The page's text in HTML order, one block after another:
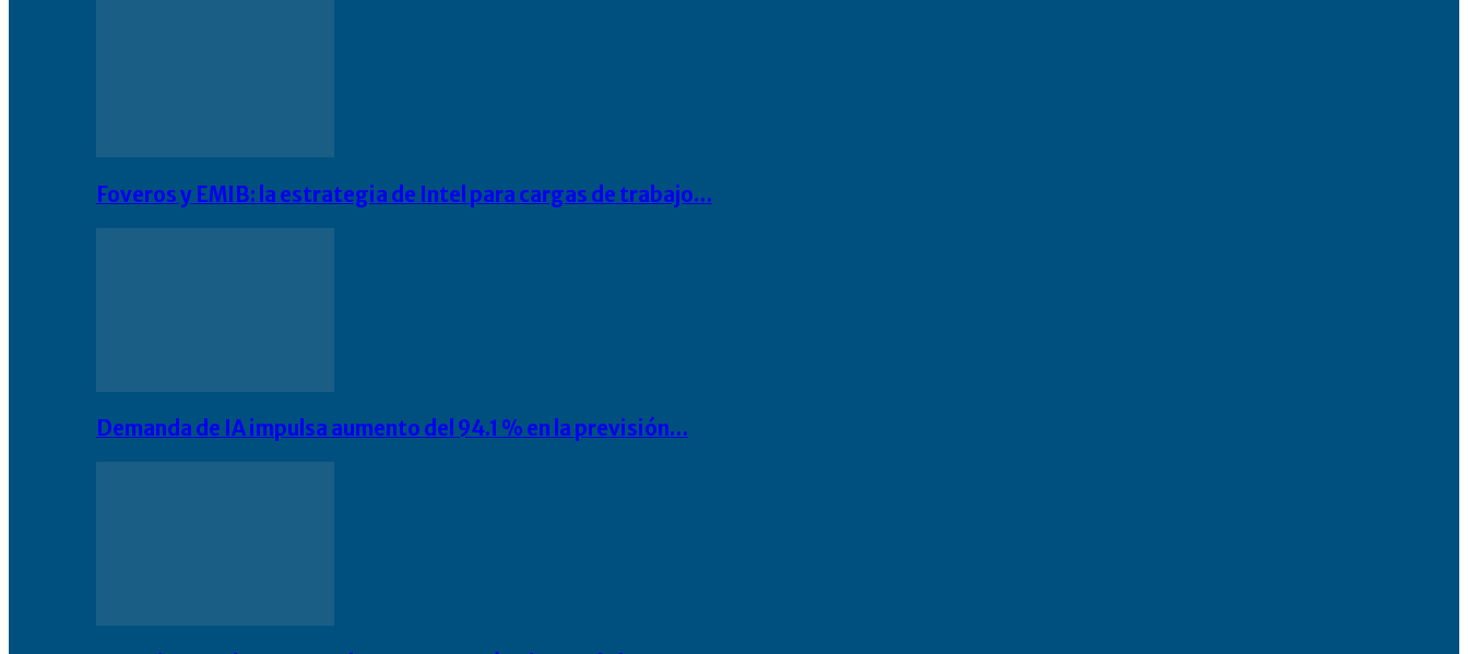
Foveros y EMIB: la estrategia de Intel para cargas de trabajo…
Demanda de IA impulsa aumento del 94.1 % en la previsión…